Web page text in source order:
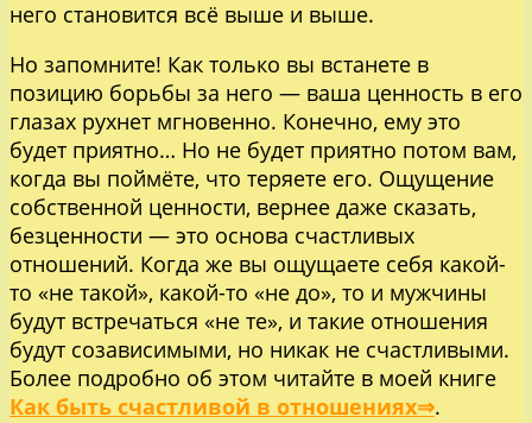
него становится всё выше и выше.
Но запомните! Как только вы встанете в
позицию борьбы за него — ваша ценность в его
глазах рухнет мгновенно. Конечно, ему это
будет приятно… Но не будет приятно потом вам,
когда вы поймёте, что теряете его. Ощущение
собственной ценности, вернее даже сказать,
безценности — это основа счастливых
отношений. Когда же вы ощущаете себя какой-
то «не такой», какой-то «не до», то и мужчины
будут встречаться «не те», и такие отношения
будут созависимыми, но никак не счастливыми.
Более подробно об этом читайте в моей книге
Как быть счастливой в отношениях⇒.